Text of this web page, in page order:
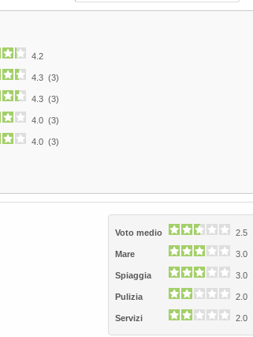
4.2
4.3 (3)
4.3 (3)
4.0 (3)
4.0 (3)
Voto medio
2.5
Mare 3.0
Spiaggia 3.0
Pulizia 2.0
Servizi 2.0